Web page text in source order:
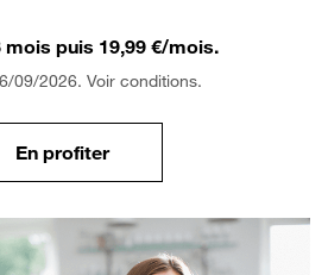
mois puis 19,99 €/mois.
09/2026. Voir conditions.
En profiter